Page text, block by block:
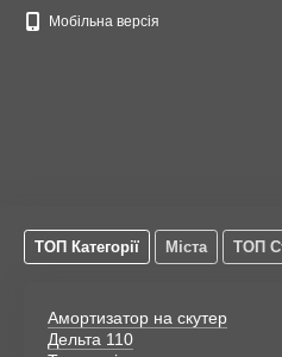
Мобільна версія
ТОП Категорії Міста ТОП
Амортизатор на скутер
Дельта 110